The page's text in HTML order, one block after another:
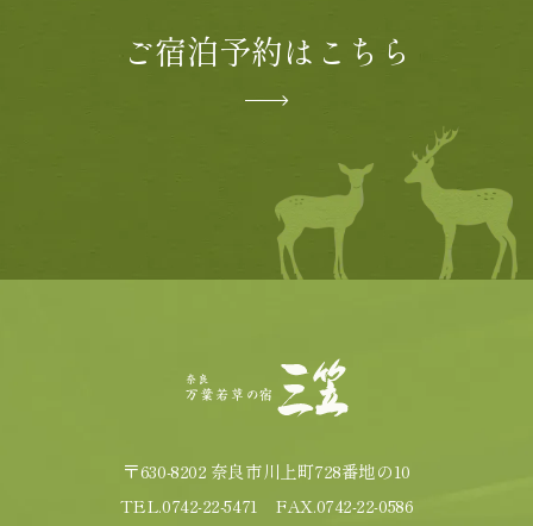
ご宿泊予約はこちら
〒630-8202 奈良市川上町728番地の10
TEL.0742-22-5471
FAX.0742-22-0586